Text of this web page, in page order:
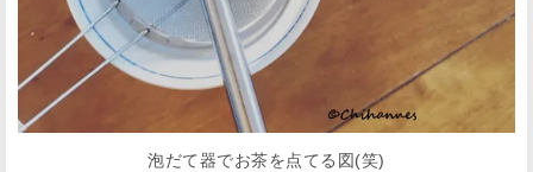
泡だて器でお茶を点てる図(笑)